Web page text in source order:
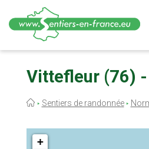
contenuVittefleur (76) -
Fil
Sentiers de randonnée
+